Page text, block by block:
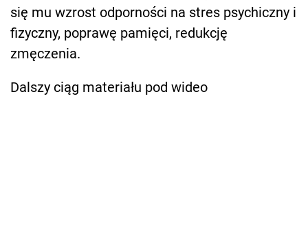
się mu wzrost odporności na stres psychiczny i
fizyczny, poprawę pamięci, redukcję
zmęczenia.
Dalszy ciąg materiału pod wideo